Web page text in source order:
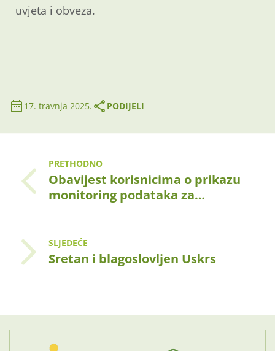
uvjeta i obveza.
17. travnja 2025. PODIJELI
PRETHODNO
Obavijest korisnicima o prikazu
monitoring podataka za…
SLJEDEĆE
Sretan i blagoslovljen Uskrs